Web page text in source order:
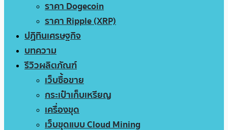
ราคา Dogecoin
ราคา Ripple (XRP)
ปฏิทินเศรษฐกิจ
บทความ
รีวิวผลิตภัณฑ์
เว็บซื้อขาย
กระเป๋าเก็บเหรียญ
เครื่องขุด
เว็บขุดแบบ Cloud Mining